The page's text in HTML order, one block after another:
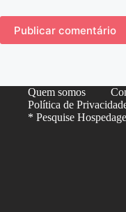
Publicar comentário
Quem somos
Política de
* Pesquise